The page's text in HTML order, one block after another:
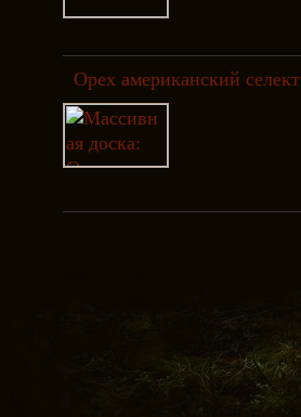
Орех американский селект